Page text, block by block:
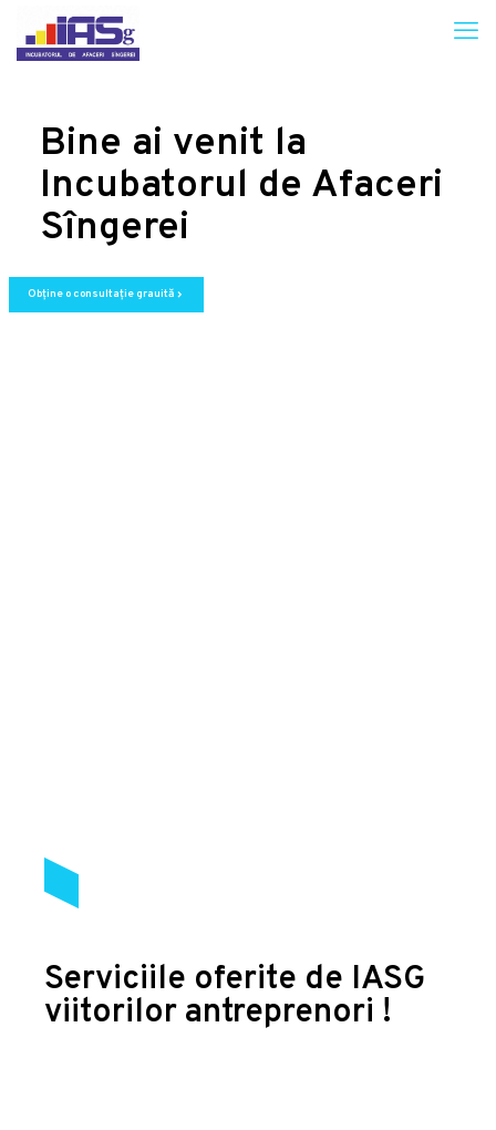
Bine ai venit la
Incubatorul de Afaceri
Sîngerei
Obține o consultație grauită chevron_right
Serviciile oferite de IASG
viitorilor antreprenori !